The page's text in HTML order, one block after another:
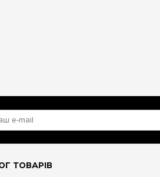
ТОВАРІВ